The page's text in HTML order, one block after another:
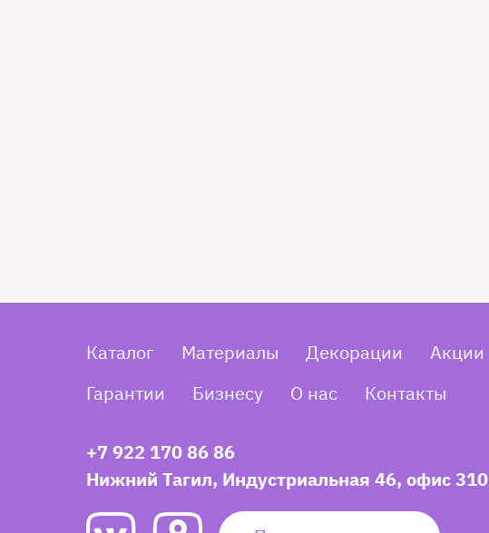
Каталог Материалы Декорации Акции
Гарантии
Бизнесу О нас Контакты
+7 922 170 86 86
Нижний Тагил, Индустриальная 46, офис 310